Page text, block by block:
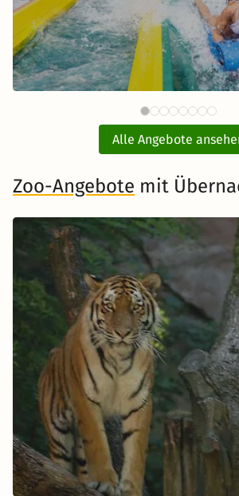
ab
Therme Erding mit
Übernachtung
inkl. Übernachtung und
Alle Angebote
Zoo-Angebote mit